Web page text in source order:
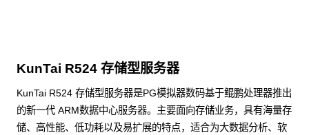
KunTai R524 存储型服务器
KunTai R524 存储型服务器是PG模拟器数码基于鲲鹏处理器推出
的新一代 ARM数据中心服务器。主要面向存储业务，具有海量存
储、高性能、低功耗以及易扩展的特点，适合为大数据分析、软